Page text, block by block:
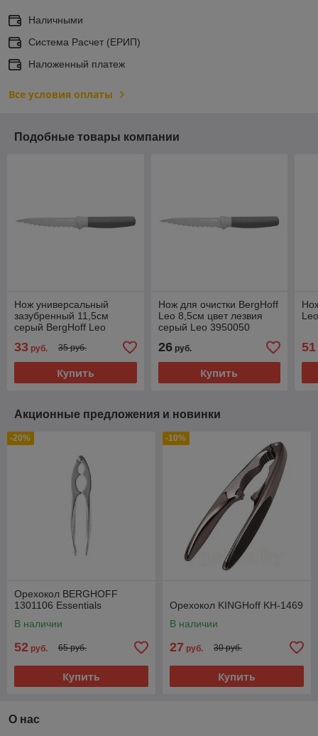
Наличными
Система Расчет (ЕРИП)
Наложенный платеж
Все условия оплаты
Подобные товары компании
Нож универсальный
зазубренный 11,5см
серый BergHoff Leo
33 руб. 35 руб.
Купить
Нож для очистки BergHoff
Leo 8,5см цвет лезвия
серый Leo 3950050
26руб.
Купить
51
Акционные предложения и новинки
-20%
Орехокол BERGHOFF
1301106 Essentials
В наличии
52 руб. 65 руб.
Купить
-10%
Орехокол KINGHoff KH-1469
В наличии
27 руб. 30 руб.
Купить
О нас